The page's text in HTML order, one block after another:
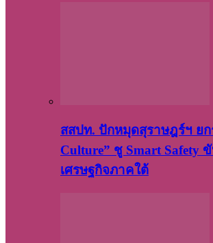
สสปท. ปักหมุดสุราษฎร์ฯ ยก
Culture” ชู Smart Safety
เศรษฐกิจภาคใต้